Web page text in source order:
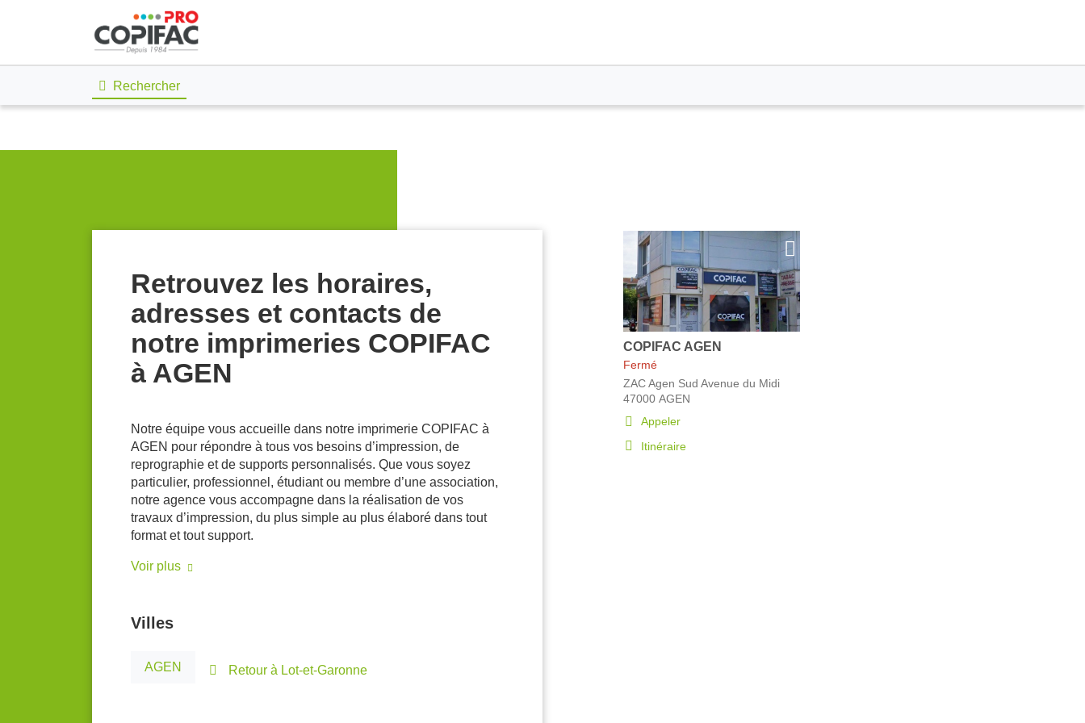
Rechercher
Retrouvez les horaires,
adresses et contacts de
notre imprimeries COPIFAC
à AGEN
Notre équipe vous accueille dans notre imprimerie COPIFAC à
AGEN pour répondre à tous vos besoins d’impression, de
reprographie et de supports personnalisés. Que vous soyez
particulier, professionnel, étudiant ou membre d’une association,
notre agence vous accompagne dans la réalisation de vos
travaux d’impression, du plus simple au plus élaboré dans tout
format et tout support.
Voir plus
Villes
AGEN Retour à Lot-et-Garonne
Appuyer
touche
ENTRÉE
pour
obtenir
de
plus
informations
Point
de
vente
:
COPIFAC AGEN
Fermé
ZAC Agen Sud Avenue du Midi
47000 AGEN
Appeler
Afficher
le
Itinéraire
jusqu'au
Plus
d'options